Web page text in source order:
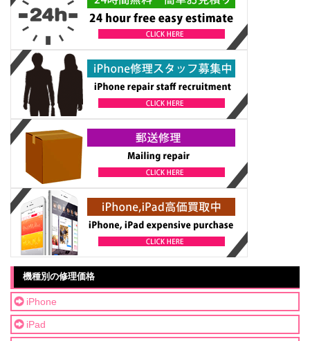
機種別の修理価格
iPhone
iPad